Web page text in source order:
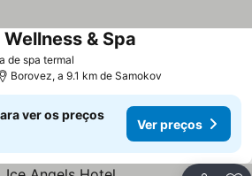
de spa termal
& Spa
Borovez, a 9.1 km de Samokov
ver os preços
Ver preços